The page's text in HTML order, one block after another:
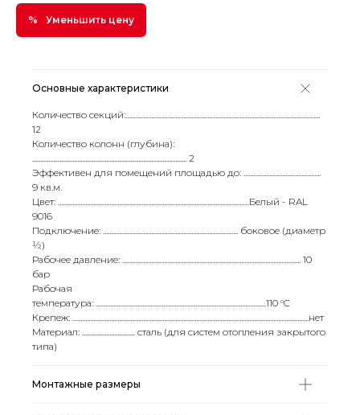
Уменьшить цену
Основные характеристики
Количество секций:.........................................................................................................................
12
Количество колонн (глубина):
................................................................................................ 2
Эффективен для помещений площадью до: ................................................
9 кв.м.
Цвет: .......................................................................................................................Белый - RAL
9016
Подключение: .................................................................................... боковое (диаметр
½)
Рабочее давление: ............................................................................................................... 10
бар
Рабочая
температура: ..........................................................................................................110 °C
Крепеж: ...................................................................................................................................................нет
Материал: ................................. сталь (для систем отопления закрытого
типа)
Монтажные размеры